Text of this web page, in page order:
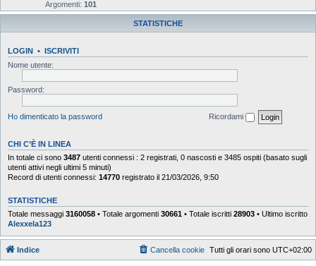
Argomenti: 101
STATISTICHE
LOGIN • ISCRIVITI
Nome utente:
Password:
Ho dimenticato la password Ricordami
CHI C’È IN LINEA
In totale ci sono 3487 utenti connessi : 2 registrati, 0 nascosti e 3485 ospiti (basato sugli
utenti attivi negli ultimi 5 minuti)
Record di utenti connessi: 14770 registrato il 21/03/2026, 9:50
STATISTICHE
Totale messaggi 3160058 • Totale argomenti 30661 • Totale iscritti 28903 • Ultimo iscritto
Alexxela123
Indice Tutti gli orari sono UTC+02:00
Cancella cookie